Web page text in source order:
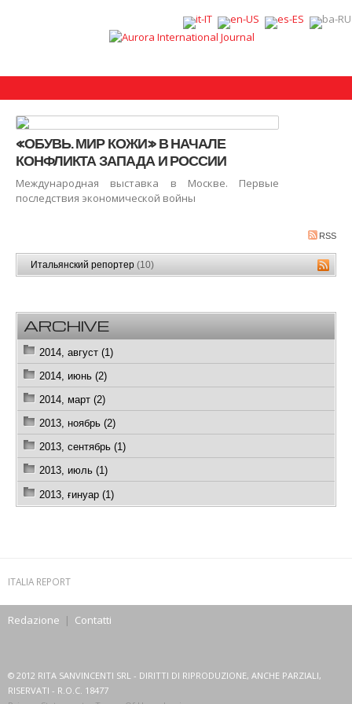
«ОБУВЬ. МИР КОЖИ» В НАЧАЛЕ
КОНФЛИКТА ЗАПАДА И РОССИИ
Международная выставка в Москве. Первые
последствия экономической войны
RSS
Итальянский репортер (10)
ARCHIVE
2014, август (1)
2014, июнь (2)
2014, март (2)
2013, ноябрь (2)
2013, сентябрь (1)
2013, июль (1)
2013, ғинуар (1)
ITALIA REPORT
Redazione | Contatti
© 2012 RITA SANVINCENTI SRL - DIRITTI DI RIPRODUZIONE, ANCHE PARZIALI,
RISERVATI - R.O.C. 18477